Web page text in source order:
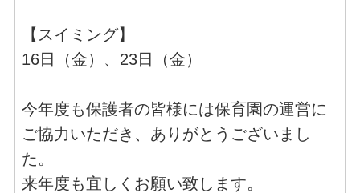
【スイミング】
16日（金）、23日（金）
今年度も保護者の皆様には保育園の運営に
ご協力いただき、ありがとうございまし
た。
来年度も宜しくお願い致します。